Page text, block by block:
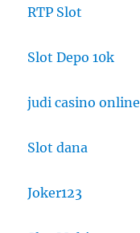
RTP Slot
Slot Depo 10k
judi casino online
Slot dana
Joker123